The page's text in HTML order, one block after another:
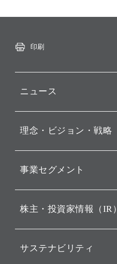
印刷
ニュース
お知らせ
動画配信
理念・ビジョン・戦略
経営理念
ビジョン
戦略
バリュー
ソフトバンクグループの歩
事業セグメント
ソフトバンク・ビジョン・
株主・投資家情報（IR）
IRカレンダー
サステナビリティ